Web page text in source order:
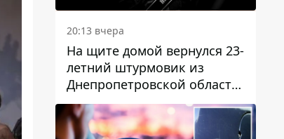
20:13 вчера
На щите домой вернулся 23-
летний штурмовик из
Днепропетровской области
Богдан Бескровный